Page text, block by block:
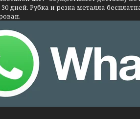
дней. Рубка и резка металла